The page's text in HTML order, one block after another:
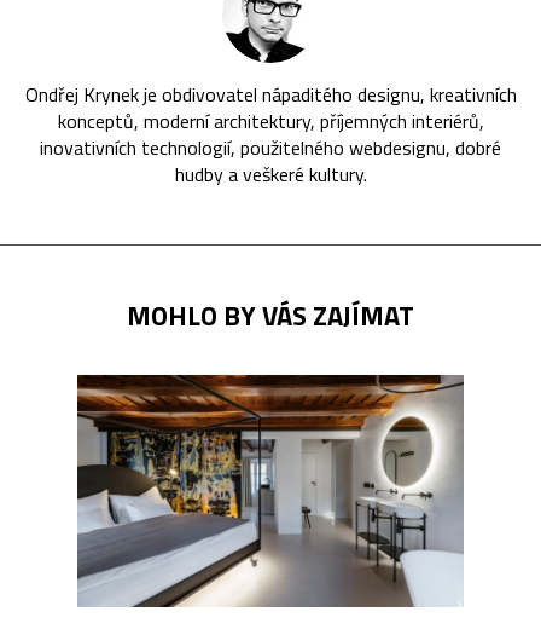
Ondřej Krynek je obdivovatel nápaditého designu, kreativních
konceptů, moderní architektury, příjemných interiérů,
inovativních technologií, použitelného webdesignu, dobré
hudby a veškeré kultury.
MOHLO BY VÁS ZAJÍMAT